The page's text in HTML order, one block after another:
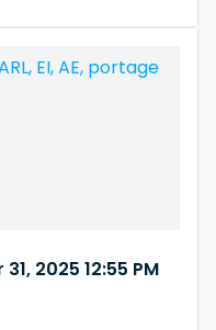
EI, AE, portage
2025 12:55 PM